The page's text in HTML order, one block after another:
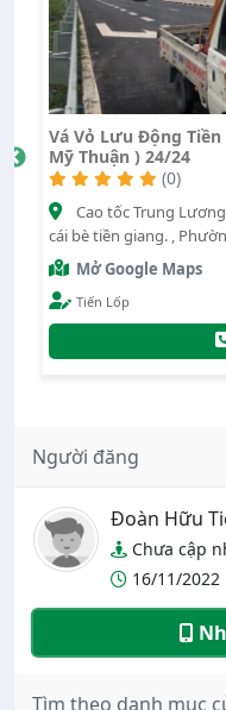
Tốc Trung Lương -
6152
vực thị xã cai lậy -
xã Cai Lậy, Tỉnh Tiền Giang
04/07/2022
Vá
Người đăng
Đoàn Hữu
Chưa cập
16/11/2022
Tìm theo danh mục